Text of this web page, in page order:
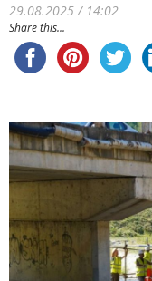
29.08.2025 / 14:02
Share this...